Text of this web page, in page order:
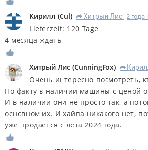
Кирилл (Cul) R Хитрый Лис 2 года
Lieferzeit: 120 Tage
4 месяца ждать
Хитрый Лис (CunningFox) R
Очень интересно посмотреть,
По факту в наличии машины с ценой
И в наличии они не просто так, а
основном их. И хайпа никакого нет,
уже продается с лета 2024 года.